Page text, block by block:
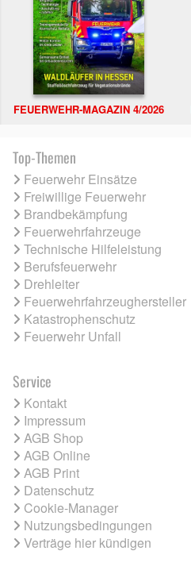
FEUERWEHR-MAGAZIN 4/2026
Top-Themen
Feuerwehr Einsätze
Freiwillige Feuerwehr
Brandbekämpfung
Feuerwehrfahrzeuge
Technische Hilfeleistung
Berufsfeuerwehr
Drehleiter
Feuerwehrfahrzeughersteller
Katastrophenschutz
Feuerwehr Unfall
Service
Kontakt
Impressum
AGB Shop
AGB Online
AGB Print
Datenschutz
Cookie-Manager
Nutzungsbedingungen
Verträge hier kündigen